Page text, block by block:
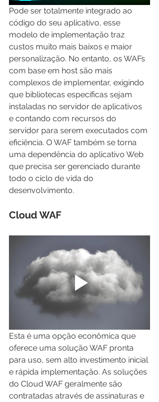
Pode ser totalmente integrado ao
código do seu aplicativo, esse
modelo de implementação traz
custos muito mais baixos e maior
personalização. No entanto, os WAFs
com base em host são mais
complexos de implementar, exigindo
que bibliotecas específicas sejam
instaladas no servidor de aplicativos
e contando com recursos do
servidor para serem executados com
eficiência. O WAF também se torna
uma dependência do aplicativo Web
que precisa ser gerenciado durante
todo o ciclo de vida do
desenvolvimento.
Cloud WAF
Esta é uma opção econômica que
oferece uma solução WAF pronta
para uso, sem alto investimento inicial
e rápida implementação. As soluções
do Cloud WAF geralmente são
contratadas através de assinaturas e